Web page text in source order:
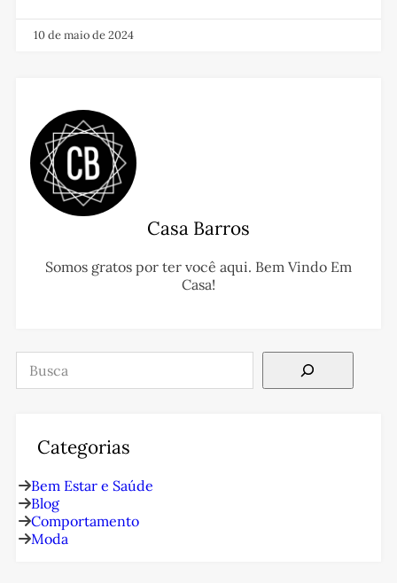
10 de maio de 2024
Casa Barros
Somos gratos por ter você aqui. Bem Vindo Em
Casa!
Pesquisar
Categorias
Bem Estar e Saúde
Blog
Comportamento
Moda